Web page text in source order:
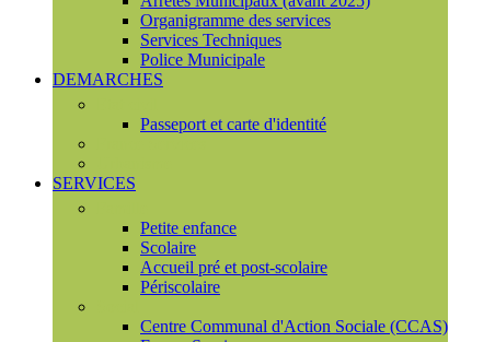
Organigramme des services
Services Techniques
Police Municipale
DEMARCHES
Passeport et carte d'identité
SERVICES
Petite enfance
Scolaire
Accueil pré et post-scolaire
Périscolaire
Centre Communal d'Action Sociale (CCAS)